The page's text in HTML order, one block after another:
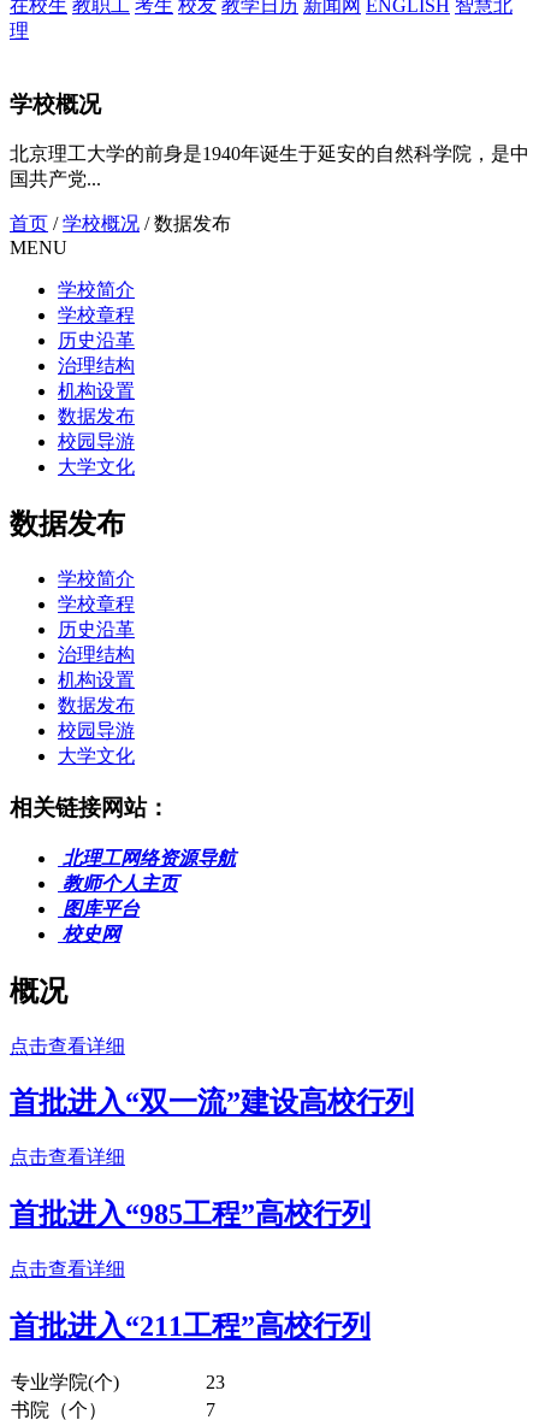
在校生 教职工 考生 校友 教学日历 新闻网 ENGLISH 智慧北
理
学校概况
北京理工大学的前身是1940年诞生于延安的自然科学院，是中
国共产党...
首页 /学校概况 /数据发布
MENU
学校简介
学校章程
历史沿革
治理结构
机构设置
数据发布
校园导游
大学文化
数据发布
学校简介
学校章程
历史沿革
治理结构
机构设置
数据发布
校园导游
大学文化
相关链接网站：
北理工网络资源导航
教师个人主页
图库平台
校史网
概况
点击查看详细
首批进入“双一流”建设高校行列
点击查看详细
首批进入“985工程”高校行列
点击查看详细
首批进入“211工程”高校行列
专业学院(个)
23
书院（个）
7